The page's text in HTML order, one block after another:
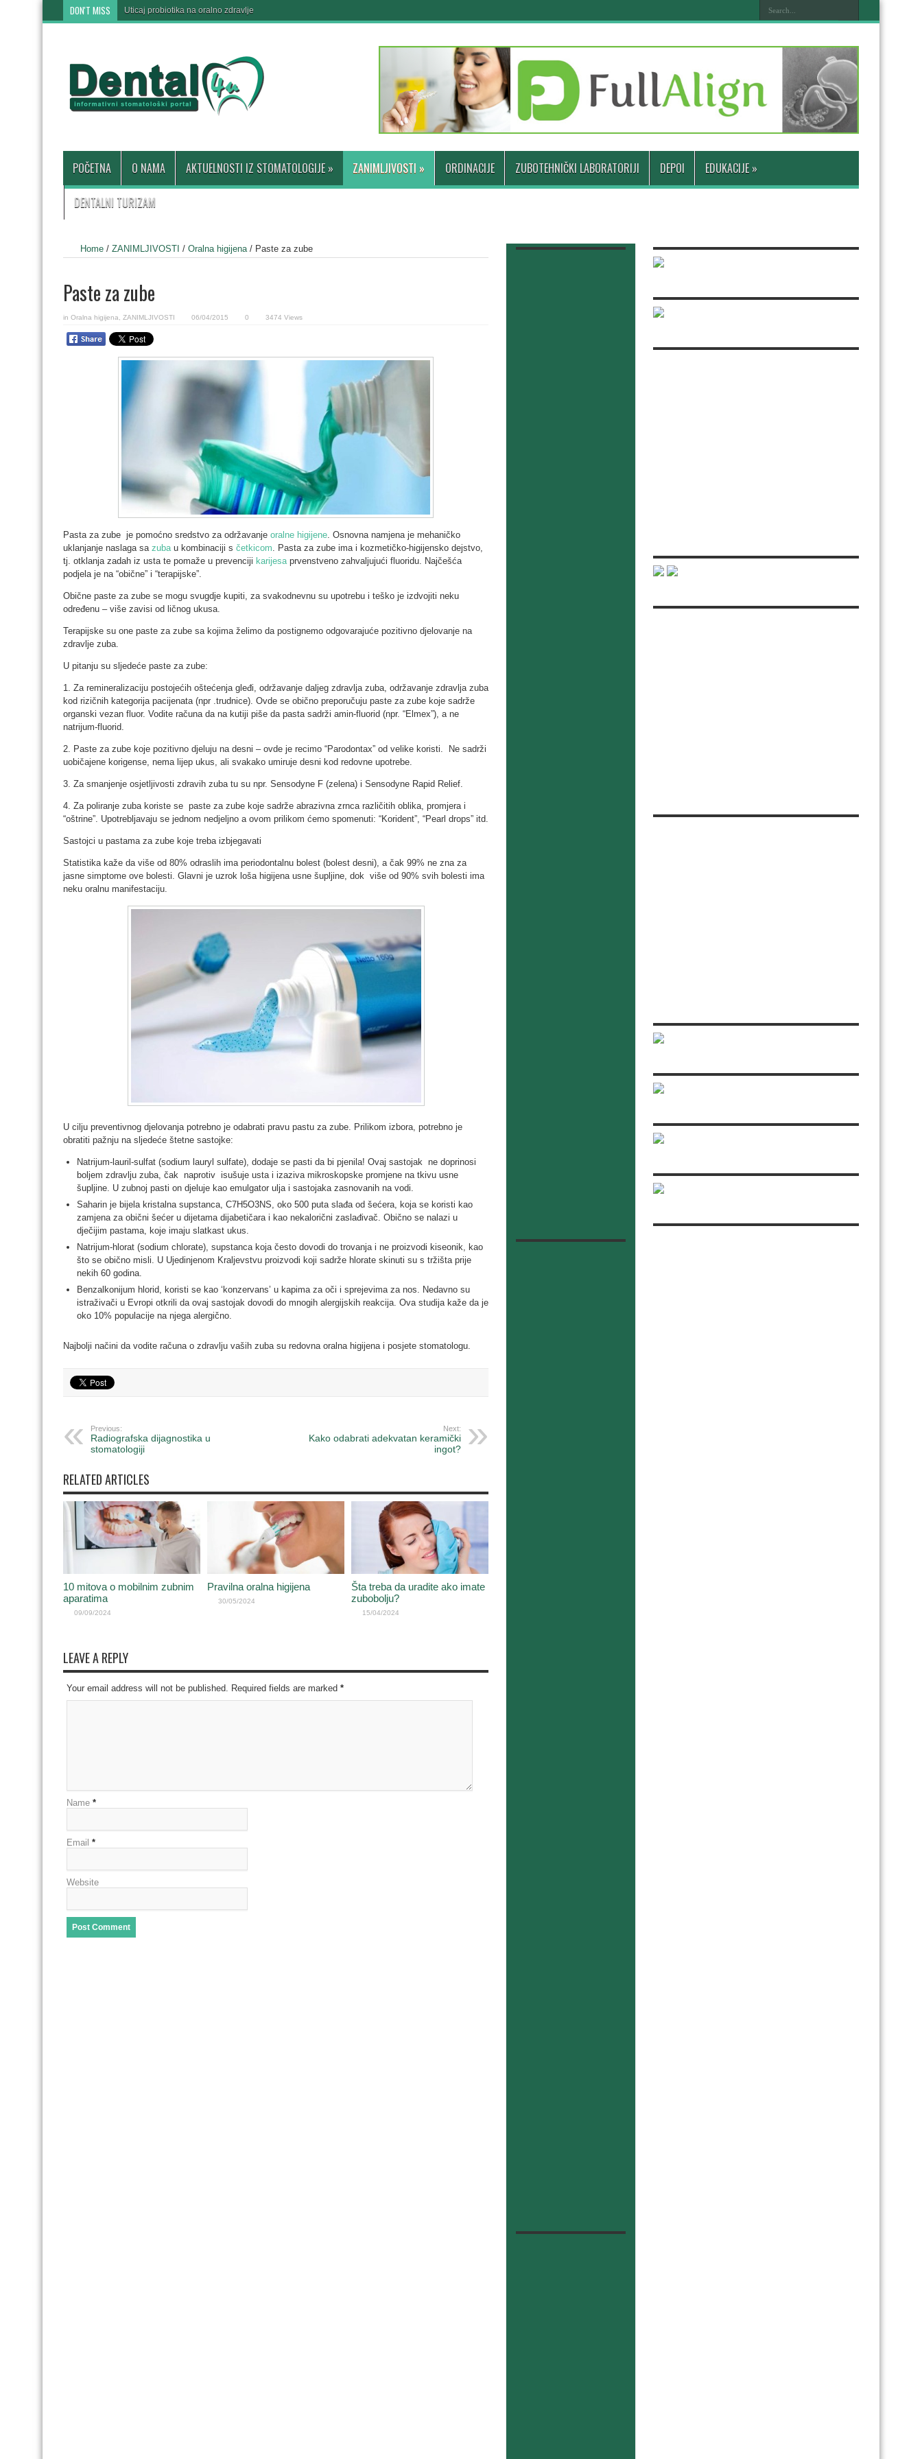
DON'T MISS Uticaj probiotika na oralno zdravlje
POČETNA O NAMA AKTUELNOSTI IZ STOMATOLOGIJE » ZANIMLJIVOSTI » ORDINACIJE ZUBOTEHNIČKI LABORATORIJI DEPOI EDUKACIJE »
DENTALNI TURIZAM
Home / ZANIMLJIVOSTI / Oralna higijena/ Paste za zube
Paste za zube
in Oralna higijena ZANIMLJIVOSTI 06/04/2015 0 3474 Views
Pasta za zube je pomoćno sredstvo za održavanje oralne higijene . Osnovna namjena je mehaničko
uklanjanje naslaga sa zuba u kombinaciji s četkicom . Pasta za zube ima i kozmetičko-higijensko dejstvo,
tj. otklanja zadah iz usta te pomaže u prevenciji karijesa prvenstveno zahvaljujući fluoridu. Najčešća
podjela je na “obične” i “terapijske”.
Obične paste za zube se mogu svugdje kupiti, za svakodnevnu su upotrebu i teško je izdvojiti neku
određenu – više zavisi od ličnog ukusa.
Terapijske su one paste za zube sa kojima želimo da postignemo odgovarajuće pozitivno djelovanje na
zdravlje zuba.
U pitanju su sljedeće paste za zube:
1. Za remineralizaciju postojećih oštećenja gleđi, održavanje daljeg zdravlja zuba, održavanje zdravlja zuba
kod rizičnih kategorija pacijenata (npr .trudnice). Ovde se obično preporučuju paste za zube koje sadrže
organski vezan fluor. Vodite računa da na kutiji piše da pasta sadrži amin-fluorid (npr. “Elmex”), a ne
natrijum-fluorid.
2. Paste za zube koje pozitivno djeluju na desni – ovde je recimo “Parodontax” od velike koristi. Ne sadrži
uobičajene korigense, nema lijep ukus, ali svakako umiruje desni kod redovne upotrebe.
3. Za smanjenje osjetljivosti zdravih zuba tu su npr. Sensodyne F (zelena) i Sensodyne Rapid Relief.
4. Za poliranje zuba koriste se paste za zube koje sadrže abrazivna zrnca različitih oblika, promjera i
“oštrine”. Upotrebljavaju se jednom nedjeljno a ovom prilikom ćemo spomenuti: “Korident”, “Pearl drops” itd.
Sastojci u pastama za zube koje treba izbjegavati
Statistika kaže da više od 80% odraslih ima periodontalnu bolest (bolest desni), a čak 99% ne zna za
jasne simptome ove bolesti. Glavni je uzrok loša higijena usne šupljine, dok više od 90% svih bolesti ima
neku oralnu manifestaciju.
U cilju preventivnog djelovanja potrebno je odabrati pravu pastu za zube. Prilikom izbora, potrebno je
obratiti pažnju na sljedeće štetne sastojke:
Natrijum-lauril-sulfat (sodium lauryl sulfate), dodaje se pasti da bi pjenila! Ovaj sastojak ne doprinosi
boljem zdravlju zuba, čak naprotiv isušuje usta i izaziva mikroskopske promjene na tkivu usne
šupljine. U zubnoj pasti on djeluje kao emulgator ulja i sastojaka zasnovanih na vodi.
Saharin je bijela kristalna supstanca, C7H5O3NS, oko 500 puta slađa od šećera, koja se koristi kao
zamjena za obični šećer u dijetama dijabetičara i kao nekalorični zaslađivač. Obično se nalazi u
dječijim pastama, koje imaju slatkast ukus.
Natrijum-hlorat (sodium chlorate), supstanca koja često dovodi do trovanja i ne proizvodi kiseonik, kao
što se obično misli. U Ujedinjenom Kraljevstvu proizvodi koji sadrže hlorate skinuti su s tržišta prije
nekih 60 godina.
Benzalkonijum hlorid, koristi se kao ‘konzervans’ u kapima za oči i sprejevima za nos. Nedavno su
istraživači u Evropi otkrili da ovaj sastojak dovodi do mnogih alergijskih reakcija. Ova studija kaže da je
oko 10% populacije na njega alergično.
Najbolji načini da vodite računa o zdravlju vaših zuba su redovna oralna higijena i posjete stomatologu.
Previous:
Radiografska dijagnostika u
stomatologiji
Next:
Kako odabrati adekvatan keramički
ingot?
RELATED ARTICLES
10 mitova o mobilnim zubnim
aparatima
09/09/2024
Pravilna oralna higijena
30/05/2024
Šta treba da uradite ako imate
zubobolju?
15/04/2024
LEAVE A REPLY
Your email address will not be published. Required fields are marked *
Name *
Email *
Website